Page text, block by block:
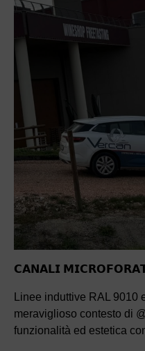
𝗖𝗔𝗡𝗔𝗟𝗜
Linee induttive RAL 9010
meraviglioso contesto di
funzionalità ed estetica